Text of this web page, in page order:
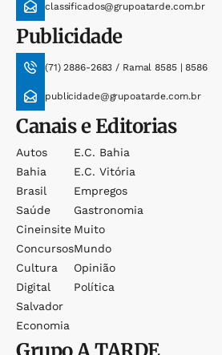
classificados@grupoatarde.com.br
Publicidade
(71) 2886-2683 / Ramal 8585 | 8586
publicidade@grupoatarde.com.br
Canais e Editorias
Autos
Bahia
Brasil
Saúde
Cineinsite
Concursos
Cultura
Digital
Salvador
Economia
E.c. Bahia
E.c. Vitória
Empregos
Gastronomia
Muito
Mundo
Opinião
Política